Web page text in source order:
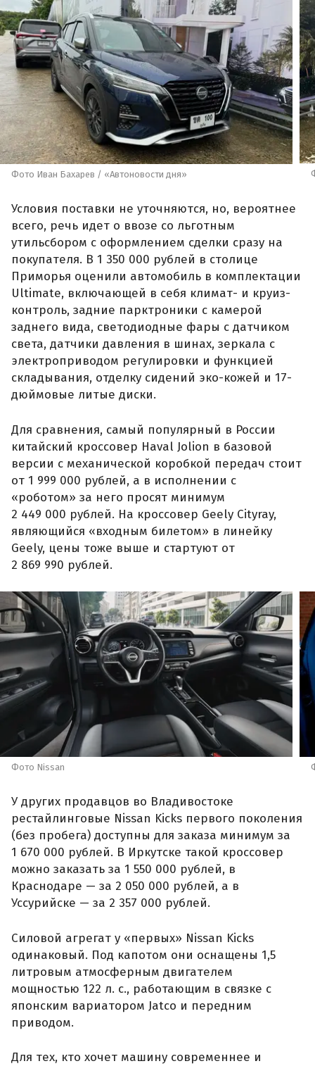
Фото Иван Бахарев / «Автоновости дня»
Условия поставки не уточняются, но, вероятнее
всего, речь идет о ввозе со льготным
утильсбором с оформлением сделки сразу на
покупателя. В 1 350 000 рублей в столице
Приморья оценили автомобиль в комплектации
Ultimate, включающей в себя климат- и круиз-
контроль, задние парктроники с камерой
заднего вида, светодиодные фары с датчиком
света, датчики давления в шинах, зеркала с
электроприводом регулировки и функцией
складывания, отделку сидений эко-кожей и 17-
дюймовые литые диски.
Для сравнения, самый популярный в России
китайский кроссовер Haval Jolion в базовой
версии с механической коробкой передач стоит
от 1 999 000 рублей, а в исполнении с
«роботом» за него просят минимум
2 449 000 рублей. На кроссовер Geely Cityray,
являющийся «входным билетом» в линейку
Geely, цены тоже выше и стартуют от
2 869 990 рублей.
Фото Nissan
У других продавцов во Владивостоке
рестайлинговые Nissan Kicks первого поколения
(без пробега) доступны для заказа минимум за
1 670 000 рублей. В Иркутске такой кроссовер
можно заказать за 1 550 000 рублей, в
Краснодаре — за 2 050 000 рублей, а в
Уссурийске — за 2 357 000 рублей.
Силовой агрегат у «первых» Nissan Kicks
одинаковый. Под капотом они оснащены 1,5
литровым атмосферным двигателем
мощностью 122 л. с., работающим в связке с
японским вариатором Jatco и передним
приводом.
Для тех, кто хочет машину современнее и